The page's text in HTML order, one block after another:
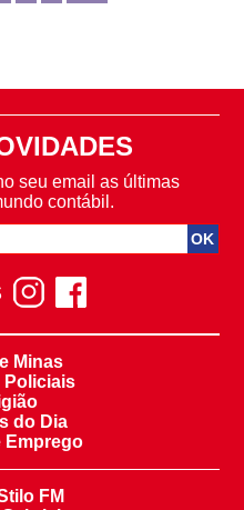
seu email as últimas
contábil.
Minas
Policiais
do Dia
Emprego
FM